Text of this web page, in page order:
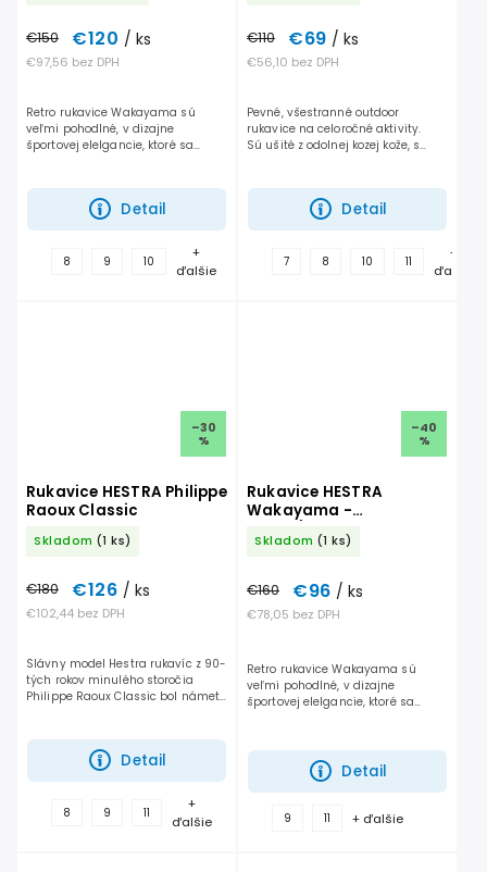
€97,56 bez DPH
€150 €120 / ks
Detail
Retro rukavice Wakayama sú
veľmi pohodlné, v dizajne
športovej elelgancie, ktoré sa
lyžovačkových dní. Možno ich...
8 9 10
+
ďalšie
€56,10 bez DPH
€110 €69 / ks
Detail
Pevné, všestranné outdoor
rukavice na celoročné aktivity.
Sú ušité z odolnej kozej kože, s
strane rukavice. Alpis...
7 8 10 11
+
ďalšie
–30
%
Rukavice HESTRA Philippe
Raoux Classic
Skladom (1 ks)
€102,44 bez DPH
€180 €126 / ks
Detail
Slávny model Hestra rukavíc z 90-
tých rokov minulého storočia
Philippe Raoux Classic bol námet
8 9 11
+
ďalšie
–40
%
Rukavice HESTRA
Wakayama -
Forest/Cork
Skladom (1 ks)
€78,05 bez DPH
€160 €96 / ks
Detail
Retro rukavice Wakayama sú
veľmi pohodlné, v dizajne
športovej elelgancie, ktoré sa
lyžovačkových dní. Možno ich...
9 11 + ďalšie